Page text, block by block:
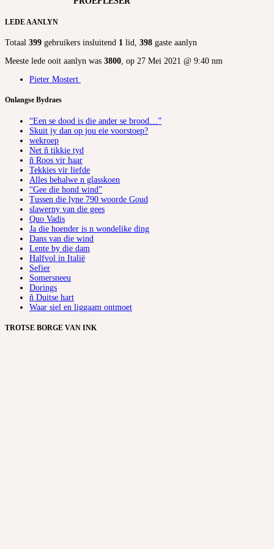
LEDE AANLYN
Totaal 399 gebruikers insluitend 1 lid, 398 gaste aanlyn
Meeste lede ooit aanlyn was 3800, op 27 Mei 2021 @ 9:40 nm
Pieter Mostert
Onlangse Bydraes
“Een se dood is die ander se brood…”
Skuit jy dan op jou eie voorstoep?
wekroep
Net ñ tikkie tyd
ñ Roos vir haar
Tekkies vir liefde
Alles behalwe n glasskoen
“Gee die hond wind”
Tussen die lyne 790 woorde Goud
slawerny van die gees
Quo Vadis
Ja die hoender is n wondelike ding
Dans van die wind
Lente by die dam
Halfvol in Italië
Sefier
Somersneeu
Dorings
ñ Duitse hart
Waar siel en liggaam ontmoet
TROTSE BORGE VAN INK